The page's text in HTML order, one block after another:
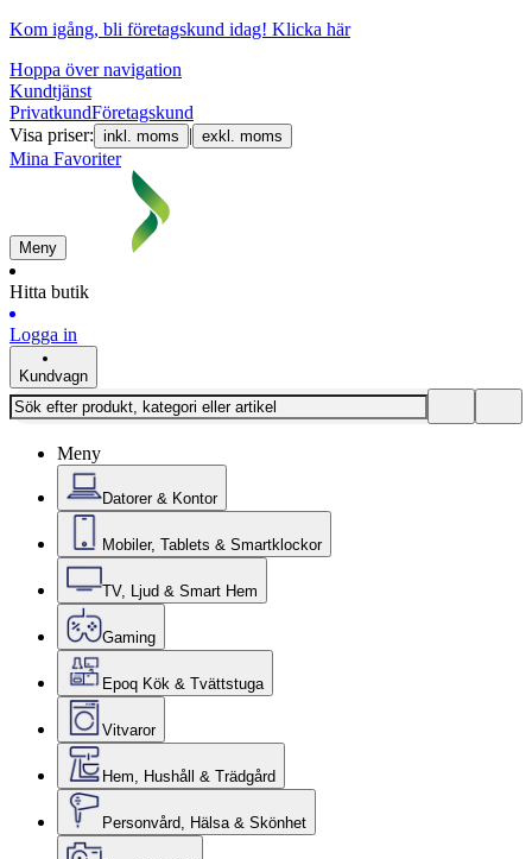
Kom igång, bli företagskund idag! Klicka här
Hoppa över navigation
Kundtjänst
PrivatkundFöretagskund
Visa priser: inkl. moms | exkl. moms
Mina Favoriter
Meny
Hitta butik
Logga in
Kundvagn
Meny
Datorer & Kontor
Mobiler, Tablets & Smartklockor
TV, Ljud & Smart Hem
Gaming
Epoq Kök & Tvättstuga
Vitvaror
Hem, Hushåll & Trädgård
Personvård, Hälsa & Skönhet